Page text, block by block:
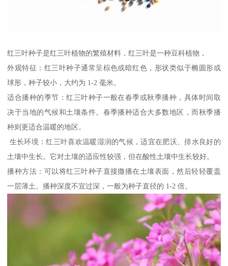
红三叶种子是红三叶植物的繁殖材料，红三叶是一种豆科植物，
外观特征：红三叶种子通常呈棕色或暗红色，形状类似于椭圆形或
球形，种子较小，大约为 1-2 毫米。
适合播种的季节：红三叶种子一般在春季或秋季播种，具体时间取
决于当地的气候和土壤条件。春季播种适合大多数地区，而秋季播
种则更适合温暖的地区。
生长环境：红三叶喜欢温暖湿润的气候，适宜在肥沃、排水良好的
土壤中生长。它对土壤的适应性较强，但在酸性土壤中生长较好。
播种方法：可以将红三叶种子直接撒播在土壤表面，然后轻轻覆盖
一层薄土。播种深度不宜过深，一般为种子直径的 1-2 倍。